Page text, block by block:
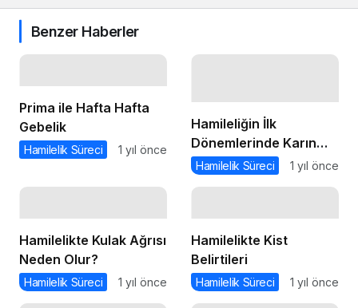
Benzer Haberler
Prima ile Hafta Hafta
Gebelik
Hamilelik Süreci 1 yıl önce
Hamileliğin İlk
Dönemlerinde Karın
Ağrısı
Hamilelik Süreci 1 yıl önce
Hamilelikte Kulak Ağrısı
Neden Olur?
Hamilelik Süreci 1 yıl önce
Hamilelikte Kist
Belirtileri
Hamilelik Süreci 1 yıl önce